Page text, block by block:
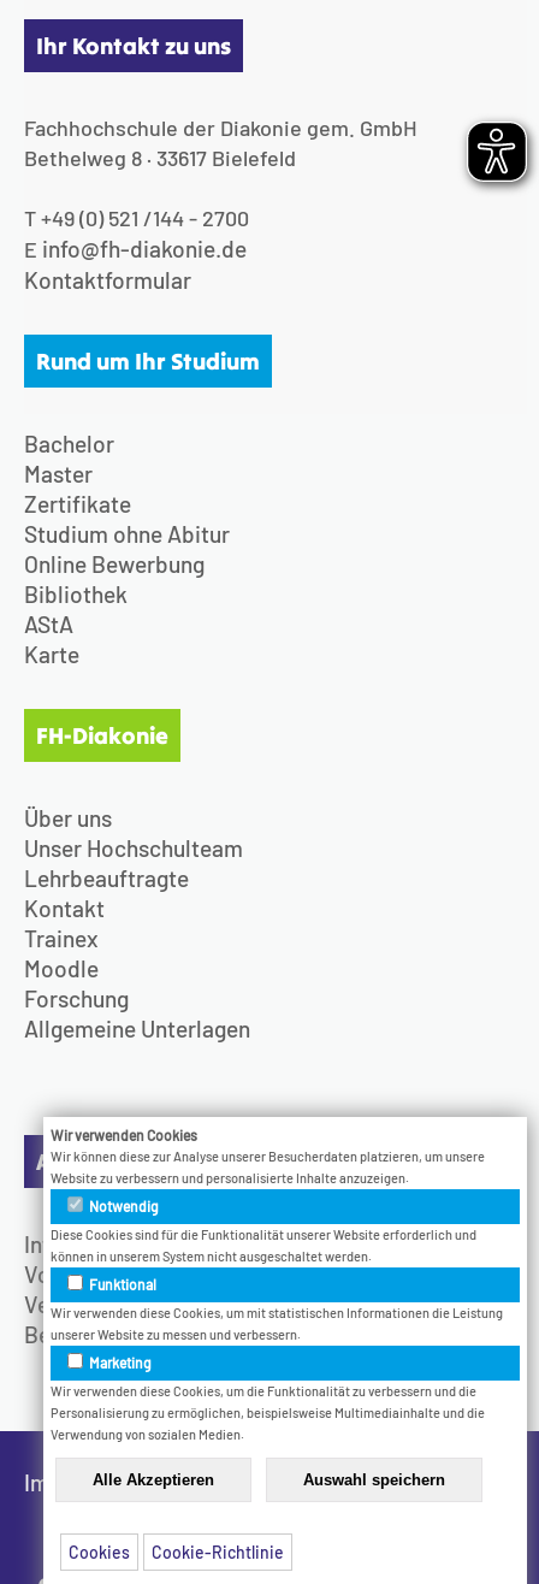
Ihr Kontakt zu uns
Fachhochschule der Diakonie gem. GmbH
Bethelweg 8 · 33617 Bielefeld
T +49 (0) 521 /144 - 2700
E info@fh-diakonie.de
Kontaktformular
Rund um Ihr Studium
Bachelor
Master
Zertifikate
Studium ohne Abitur
Online Bewerbung
Bibliothek
AStA
Karte
FH-Diakonie
Über uns
Unser Hochschulteam
Lehrbeauftragte
Kontakt
Trainex
Moodle
Forschung
Allgemeine Unterlagen
Aktuelles
Infotage
Vodcast
Veranstaltungen
Bethel.Jetzt
Impressum Datenschutz
Wir verwenden Cookies
Wir können diese zur Analyse unserer Besucherdaten platzieren, um unsere
Website zu verbessern und personalisierte Inhalte anzuzeigen.
Notwendig
Diese Cookies sind für die Funktionalität unserer Website erforderlich und
können in unserem System nicht ausgeschaltet werden.
Funktional
Wir verwenden diese Cookies, um mit statistischen Informationen die Leistung
unserer Website zu messen und verbessern.
Marketing
Wir verwenden diese Cookies, um die Funktionalität zu verbessern und die
Personalisierung zu ermöglichen, beispielsweise Multimediainhalte und die
Verwendung von sozialen Medien.
Cookies Cookie-Richtlinie